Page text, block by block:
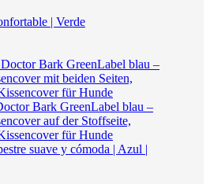
| Verde
suave y cómoda | Azul |